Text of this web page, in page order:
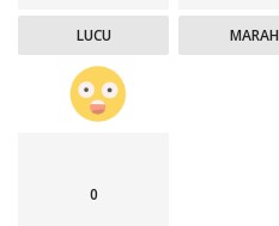
LUCU MARAH
0